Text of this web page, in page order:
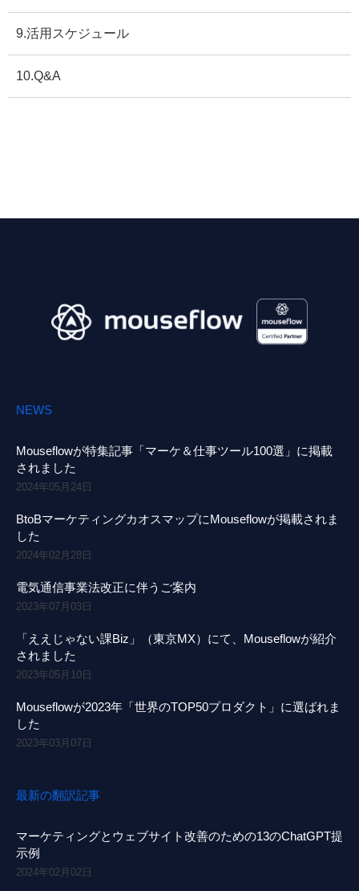
9.活用スケジュール
10.Q&A
NEWS
Mouseflowが特集記事「マーケ＆仕事ツール100選」に掲載
されました
2024年05月24日
BtoBマーケティングカオスマップにMouseflowが掲載されま
した
2024年02月28日
電気通信事業法改正に伴うご案内
2023年07月03日
「ええじゃない課Biz」（東京MX）にて、Mouseflowが紹介
されました
2023年05月10日
Mouseflowが2023年「世界のTOP50プロダクト」に選ばれま
した
2023年03月07日
最新の翻訳記事
マーケティングとウェブサイト改善のための13のChatGPT提
示例
2024年02月02日